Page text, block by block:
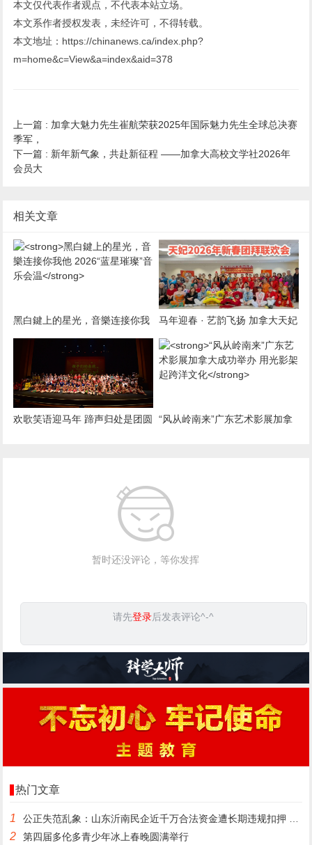
本文仅代表作者观点，不代表本站立场。
本文系作者授权发表，未经许可，不得转载。
本文地址：https://chinanews.ca/index.php?
m=home&c=View&a=index&aid=378
上一篇 : 加拿大魅力先生崔航荣获2025年国际魅力先生全球总决赛
季军，
下一篇 : 新年新气象，共赴新征程 ——加拿大高校文学社2026年
会员大
相关文章
黑白鍵上的星光，音樂连接你我
马年迎春 · 艺韵飞扬 加拿大天妃
多元文化艺术团2026丙
欢歌笑语迎马年 蹄声归处是团圆
“风从岭南来”广东艺术影展加拿
暂时还没评论，等你发挥
请先登录后发表评论^-^
热门文章
1 公正失范乱象：山东沂南民企近千万合法资金遭长期违规扣押 款项
2 第四届多伦多青少年冰上春晚圆满举行